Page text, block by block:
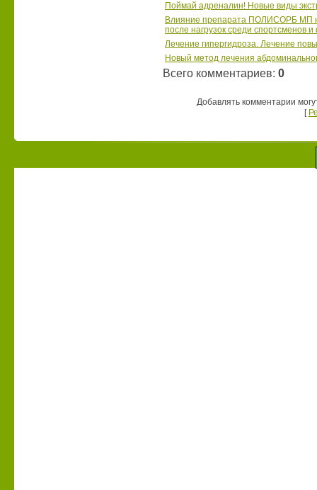
Поймай адреналин! Новые виды
Влияние препарата ПОЛИСОРБ МП
после нагрузок среди спортсменов и
Лечение гипергидроза. Лечение
Новый метод лечения
Всего комментариев: 0
Добавлять комментарии
[